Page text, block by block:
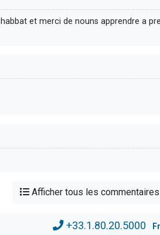
et merci de nouns apprendre a
Afficher tous les commentaires
+33.1.80.20.5000